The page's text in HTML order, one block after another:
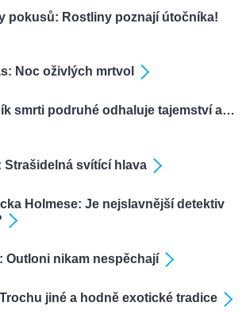
pokusů: Rostliny poznají útočníka!
Noc oživlých mrtvol
smrti podruhé odhaluje tajemství a…
Strašidelná svítící hlava
Holmese: Je nejslavnější detektiv
Outloni nikam nespěchají
jiné a hodně exotické tradice